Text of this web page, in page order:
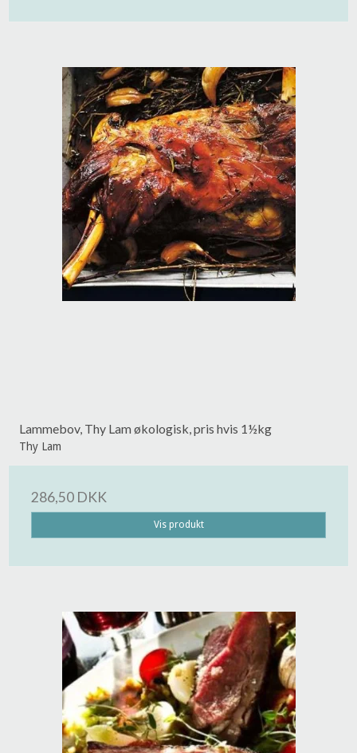
Lammebov, Thy Lam økologisk, pris hvis 1½kg
Thy Lam
286,50 DKK
Vis produkt